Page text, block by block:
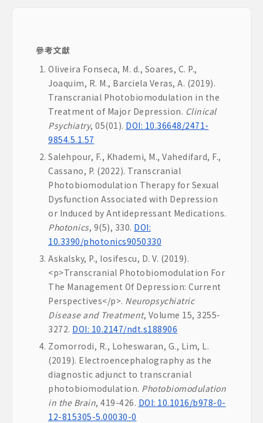
參考文獻
Oliveira Fonseca, M. d., Soares, C. P.,
Joaquim, R. M., Barciela Veras, A. (2019).
Transcranial Photobiomodulation in the
Treatment of Major Depression. Clinical
Psychiatry, 05(01). DOI: 10.36648/2471-
9854.5.1.57
Salehpour, F., Khademi, M., Vahedifard, F.,
Cassano, P. (2022). Transcranial
Photobiomodulation Therapy for Sexual
Dysfunction Associated with Depression
or Induced by Antidepressant Medications.
Photonics, 9(5), 330. DOI:
10.3390/photonics9050330
Askalsky, P., Iosifescu, D. V. (2019).
<p>Transcranial Photobiomodulation For
The Management Of Depression: Current
Perspectives</p>. Neuropsychiatric
Disease and Treatment, Volume 15, 3255-
3272. DOI: 10.2147/ndt.s188906
Zomorrodi, R., Loheswaran, G., Lim, L.
(2019). Electroencephalography as the
diagnostic adjunct to transcranial
photobiomodulation. Photobiomodulation
in the Brain, 419-426. DOI: 10.1016/b978-0-
12-815305-5.00030-0